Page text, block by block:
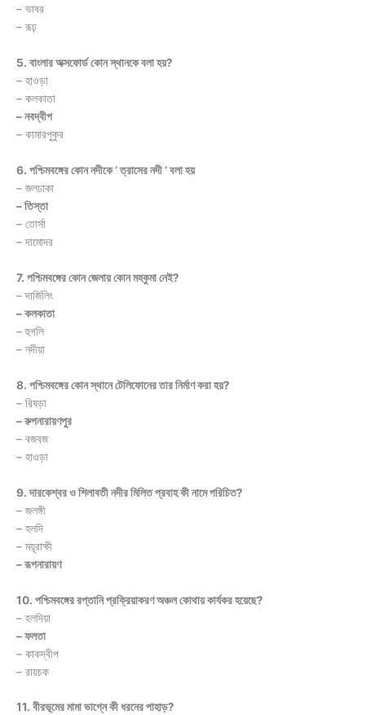
– ভাবর
– রূঢ়
5. বাংলার অক্সফোর্ড কোন স্থানকে বলা হয়?
– হাওড়া
– কলকাতা
– নবদ্বীপ
– কামারপুকুর
6. পশ্চিমবঙ্গের কোন নদীকে ‘ ত্রাসের নদী ‘ বলা হয়
– জলঢাকা
– তিস্তা
– তোর্সা
– দামোদর
7. পশ্চিমবঙ্গের কোন জেলায় কোন মহকুমা নেই?
– দার্জিলিং
– কলকাতা
– হুগলি
– নদীয়া
8. পশ্চিমবঙ্গের কোন স্থানে টেলিফোনের তার নির্মাণ করা হয়?
– রিষড়া
– রুপনারায়ণপুর
– বজবজ
– হাওড়া
9. দারকেশ্বর ও শিলাবতী নদীর মিলিত প্রবাহ কী নামে পরিচিত?
– জলঙ্গী
– হলদি
– ময়ূরাক্ষী
– রূপনারায়ণ
10. পশ্চিমবঙ্গের রপ্তানি প্রক্রিয়াকরণ অঞ্চল কোথায় কার্যকর হয়েছে?
– হলদিয়া
– ফলতা
– কাকদ্বীপ
– রায়চক
11. বীরভূমের মামা ভাগ্নে কী ধরনের পাহাড়?